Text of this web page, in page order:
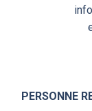
PERSONNE